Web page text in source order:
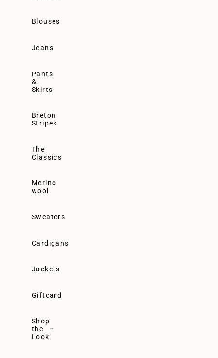
Blouses
Jeans
Pants
&
Skirts
Breton
Stripes
The
Classics
Merino
wool
Sweaters
Cardigans
Jackets
Giftcard
Shop
the
Look